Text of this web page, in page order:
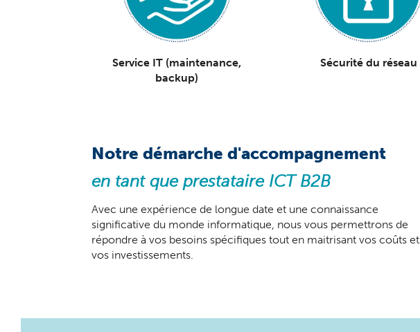
Service IT (maintenance,
backup)
Sécurité du réseau
Notre démarche d'accompagnement
en tant que prestataire ICT B2B
Avec une expérience de longue date et une connaissance
significative du monde informatique, nous vous permettrons de
répondre à vos besoins spécifiques tout en maitrisant vos coûts et
vos investissements.